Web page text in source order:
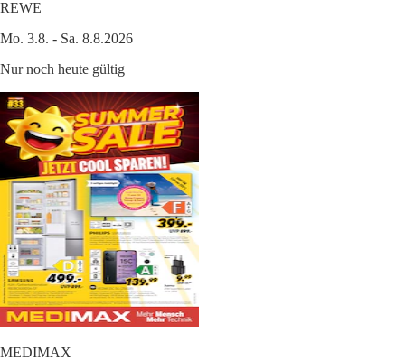
REWE
Mo. 3.8. - Sa. 8.8.2026
Nur noch heute gültig
MEDIMAX